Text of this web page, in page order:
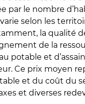
par le nombre
selon les
la qualité
de la
potable et
Ce prix moyen
et du coût du
et diverses